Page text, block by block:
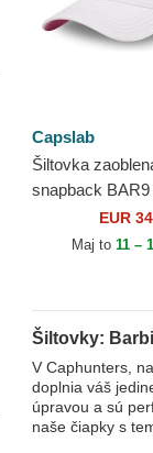
Capslab
Šiltovka
snapback
EUR
Maj to11 –
Šiltovky:
V Caphunters,
doplnia váš
úpravou a sú
naše čiapky s